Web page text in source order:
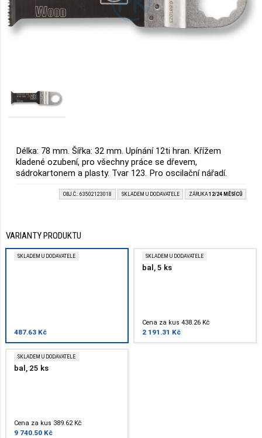
Délka: 78 mm. Šířka: 32 mm. Upínání 12ti hran. Křížem
kladené ozubení, pro všechny práce se dřevem,
sádrokartonem a plasty. Tvar 123. Pro oscilační nářadí.
OBJ.Č.: 63502123018 SKLADEM U DODAVATELE ZÁRUKA 12/24 MĚSÍCŮ
VARIANTY PRODUKTU
SKLADEM U DODAVATELE
487.63 Kč
SKLADEM U DODAVATELE
bal, 5 ks
Cena za kus 438.26 Kč
2 191.31 Kč
SKLADEM U DODAVATELE
bal, 25 ks
Cena za kus 389.62 Kč
9 740.50 Kč